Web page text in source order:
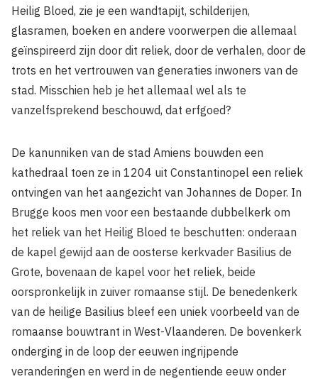
Heilig Bloed, zie je een wandtapijt, schilderijen,
glasramen, boeken en andere voorwerpen die allemaal
geïnspireerd zijn door dit reliek, door de verhalen, door de
trots en het vertrouwen van generaties inwoners van de
stad. Misschien heb je het allemaal wel als te
vanzelfsprekend beschouwd, dat erfgoed?
De kanunniken van de stad Amiens bouwden een
kathedraal toen ze in 1204 uit Constantinopel een reliek
ontvingen van het aangezicht van Johannes de Doper. In
Brugge koos men voor een bestaande dubbelkerk om
het reliek van het Heilig Bloed te beschutten: onderaan
de kapel gewijd aan de oosterse kerkvader Basilius de
Grote, bovenaan de kapel voor het reliek, beide
oorspronkelijk in zuiver romaanse stijl. De benedenkerk
van de heilige Basilius bleef een uniek voorbeeld van de
romaanse bouwtrant in West-Vlaanderen. De bovenkerk
onderging in de loop der eeuwen ingrijpende
veranderingen en werd in de negentiende eeuw onder